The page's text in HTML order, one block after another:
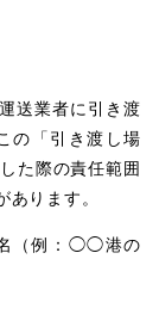
送業者に引き渡
の「引き渡し場
た際の責任範囲
ります。
（例：◯◯港の